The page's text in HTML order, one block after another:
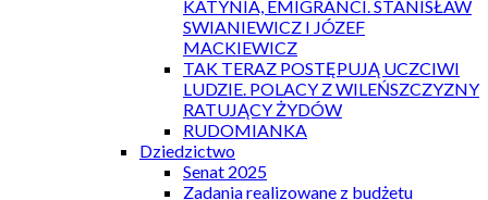
KATYNIA, EMIGRANCI. STANISŁAW
SWIANIEWICZ I JÓZEF
MACKIEWICZ
TAK TERAZ POSTĘPUJĄ UCZCIWI
LUDZIE. POLACY Z WILEŃSZCZYZNY
RATUJĄCY ŻYDÓW
RUDOMIANKA
Dziedzictwo
Senat 2025
Zadania realizowane z budżetu